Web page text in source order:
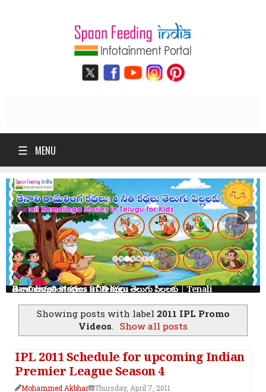
☰ MENU
తెనాలి రామలింగ కథలు: 8 నీతి కథలు తెలుగు పిల్లలకు | Tenali Ramalinga Stories in Telugu
❮ ❯
Showing posts with label 2011 IPL Promo
Videos. Show all posts
IPL 2011 Schedule for upcoming Indian
Premier League Season 4
Mohammed Akbhar Thursday, April 7, 2011